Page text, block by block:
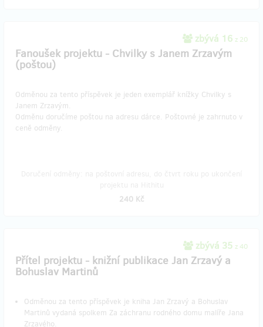
zbývá 16 z 20
Fanoušek projektu - Chvilky s Janem Zrzavým
(poštou)
Odměnou za tento příspěvek je jeden exemplář knížky Chvilky s
Janem Zrzavým.
Odměnu doručíme poštou na adresu dárce. Poštovné je zahrnuto v
ceně odměny.
240 Kč
zbývá 35 z 40
Přítel projektu - knižní publikace Jan Zrzavý a
Bohuslav Martinů
Odměnou za tento příspěvek je kniha Jan Zrzavý a Bohuslav
Martinů vydaná spolkem Za záchranu rodného domu malíře Jana
Zrzavého.